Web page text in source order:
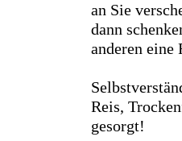
an Sie
dann
anderen eine
Reis,
gesorgt!